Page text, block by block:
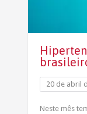
20 de abril
Neste mês